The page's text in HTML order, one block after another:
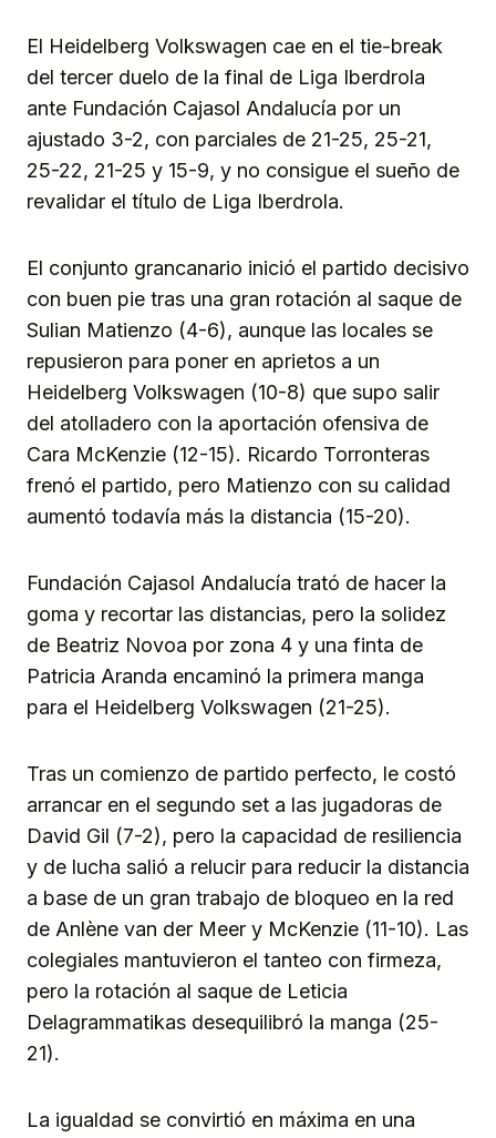
El Heidelberg Volkswagen cae en el tie-break
del tercer duelo de la final de Liga Iberdrola
ante Fundación Cajasol Andalucía por un
ajustado 3-2, con parciales de 21-25, 25-21,
25-22, 21-25 y 15-9, y no consigue el sueño de
revalidar el título de Liga Iberdrola.
El conjunto grancanario inició el partido decisivo
con buen pie tras una gran rotación al saque de
Sulian Matienzo (4-6), aunque las locales se
repusieron para poner en aprietos a un
Heidelberg Volkswagen (10-8) que supo salir
del atolladero con la aportación ofensiva de
Cara McKenzie (12-15). Ricardo Torronteras
frenó el partido, pero Matienzo con su calidad
aumentó todavía más la distancia (15-20).
Fundación Cajasol Andalucía trató de hacer la
goma y recortar las distancias, pero la solidez
de Beatriz Novoa por zona 4 y una finta de
Patricia Aranda encaminó la primera manga
para el Heidelberg Volkswagen (21-25).
Tras un comienzo de partido perfecto, le costó
arrancar en el segundo set a las jugadoras de
David Gil (7-2), pero la capacidad de resiliencia
y de lucha salió a relucir para reducir la distancia
a base de un gran trabajo de bloqueo en la red
de Anlène van der Meer y McKenzie (11-10). Las
colegiales mantuvieron el tanteo con firmeza,
pero la rotación al saque de Leticia
Delagrammatikas desequilibró la manga (25-
21).
La igualdad se convirtió en máxima en una